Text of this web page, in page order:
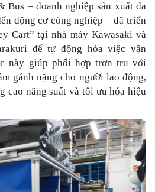
Bus – doanh nghiệp sản xuất đa
động cơ công nghiệp – đã triển
Cart” tại nhà máy Kawasaki và
để tự động hóa việc vận
này giúp phối hợp trơn tru với
gánh nặng cho người lao động,
cao năng suất và tối ưu hóa hiệu